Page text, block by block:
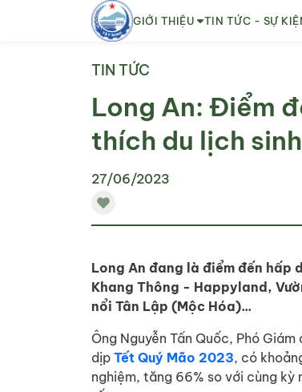
GIỚI THIỆU TIN TỨC - SỰ
TIN TỨC
Long An: Điểm
thích du lịch
27/06/2023
Long An đang là điểm đến hấp
Khang Thông - Happyland,
nổi Tân Lập (Mộc Hóa)...
Ông Nguyễn Tấn Quốc, Phó
dịp Tết Quý Mão 2023, có
nghiệm, tăng 66% so với cùng